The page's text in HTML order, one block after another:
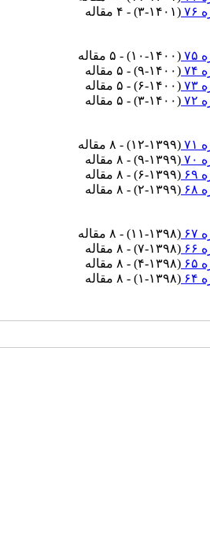
(۳-۱۴۰۱) - ۴ مقاله
(۱۰-۱۴۰۰) - ۵ مقاله
(۹-۱۴۰۰) - ۵ مقاله
(۶-۱۴۰۰) - ۵ مقاله
(۳-۱۴۰۰) - ۵ مقاله
(۱۲-۱۳۹۹) - ۸ مقاله
(۹-۱۳۹۹) - ۸ مقاله
(۶-۱۳۹۹) - ۸ مقاله
(۲-۱۳۹۹) - ۸ مقاله
(۱۱-۱۳۹۸) - ۸ مقاله
(۷-۱۳۹۸) - ۸ مقاله
(۴-۱۳۹۸) - ۸ مقاله
(۱-۱۳۹۸) - ۸ مقاله